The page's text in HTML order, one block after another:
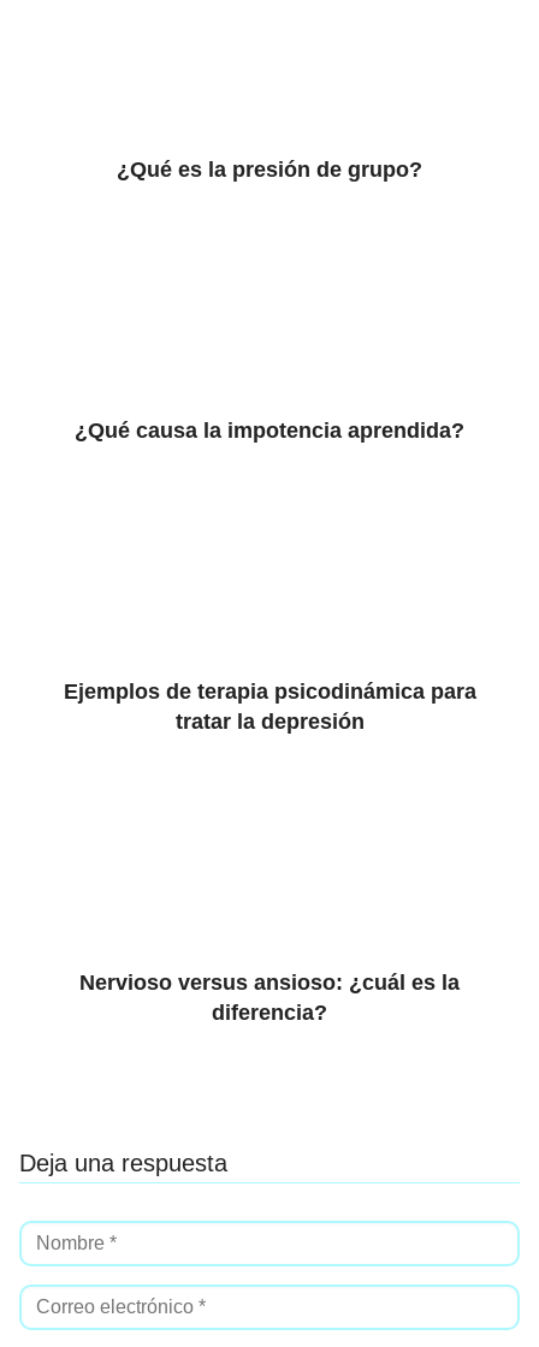
¿Qué es la presión de grupo?
¿Qué causa la impotencia aprendida?
Ejemplos de terapia psicodinámica para
tratar la depresión
Nervioso versus ansioso: ¿cuál es la
diferencia?
Deja una respuesta